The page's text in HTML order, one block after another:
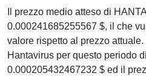
Il prezzo medio atteso di
0.000241685255567 $, il che
valore rispetto al prezzo
Hantavirus per questo periodo
0.000205432467232 $ ed il